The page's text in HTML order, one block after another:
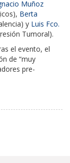
Muñoz
Berta
y Luis Fco.
Tumoral).
el evento, el
de “muy
pre-